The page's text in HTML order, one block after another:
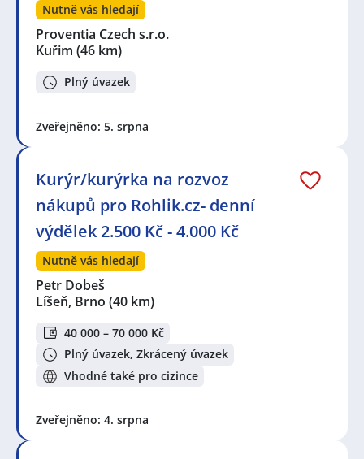
Nutně vás hledají
Proventia Czech s.r.o.
Kuřim (46 km)
Plný úvazek
Zveřejněno: 5. srpna
Kurýr/kurýrka na rozvoz
nákupů pro Rohlik.cz- denní
výdělek 2.500 Kč - 4.000 Kč
Nutně vás hledají
Petr Dobeš
Líšeň, Brno (40 km)
40 000 – 70 000 Kč
Plný úvazek, Zkrácený úvazek
Vhodné také pro cizince
Zveřejněno: 4. srpna